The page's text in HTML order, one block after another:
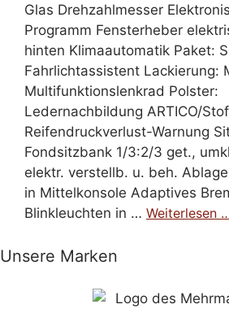
Glas Drehzahlmesser
Programm Fensterheber
hinten Klimaautomatik Paket:
Fahrlichtassistent Lackierung:
Multifunktionslenkrad Polster:
Ledernachbildung ARTICO/
Reifendruckverlust-Warnung
Fondsitzbank 1/3:2/3 get.,
elektr. verstellb. u. beh.
in Mittelkonsole Adaptives
Blinkleuchten in … Weiterlesen
Unsere Marken